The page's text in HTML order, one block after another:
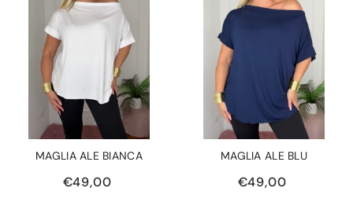
MAGLIA ALE BIANCA
€49,00
MAGLIA ALE BLU
€49,00